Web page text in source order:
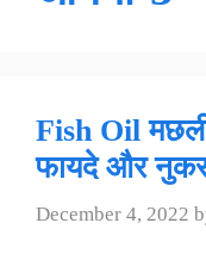
Fish Oil
फायदे और
December 4, 2022